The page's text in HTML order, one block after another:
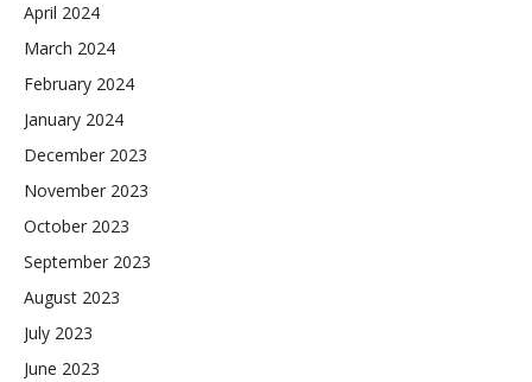
April 2024
March 2024
February 2024
January 2024
December 2023
November 2023
October 2023
September 2023
August 2023
July 2023
June 2023